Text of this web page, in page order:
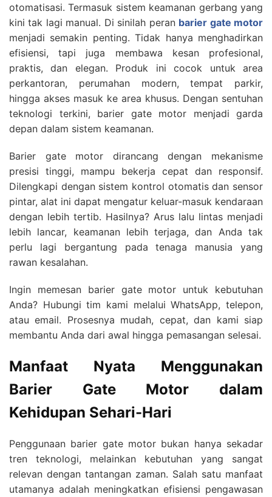
otomatisasi. Termasuk sistem keamanan gerbang yang
kini tak lagi manual. Di sinilah peran barier gate motor
menjadi semakin penting. Tidak hanya menghadirkan
efisiensi, tapi juga membawa kesan profesional,
praktis, dan elegan. Produk ini cocok untuk area
perkantoran, perumahan modern, tempat parkir,
hingga akses masuk ke area khusus. Dengan sentuhan
teknologi terkini, barier gate motor menjadi garda
depan dalam sistem keamanan.
Barier gate motor dirancang dengan mekanisme
presisi tinggi, mampu bekerja cepat dan responsif.
Dilengkapi dengan sistem kontrol otomatis dan sensor
pintar, alat ini dapat mengatur keluar-masuk kendaraan
dengan lebih tertib. Hasilnya? Arus lalu lintas menjadi
lebih lancar, keamanan lebih terjaga, dan Anda tak
perlu lagi bergantung pada tenaga manusia yang
rawan kesalahan.
Ingin memesan barier gate motor untuk kebutuhan
Anda? Hubungi tim kami melalui WhatsApp, telepon,
atau email. Prosesnya mudah, cepat, dan kami siap
membantu Anda dari awal hingga pemasangan selesai.
Manfaat Nyata Menggunakan
Barier Gate Motor dalam
Kehidupan Sehari-Hari
Penggunaan barier gate motor bukan hanya sekadar
tren teknologi, melainkan kebutuhan yang sangat
relevan dengan tantangan zaman. Salah satu manfaat
utamanya adalah meningkatkan efisiensi pengawasan